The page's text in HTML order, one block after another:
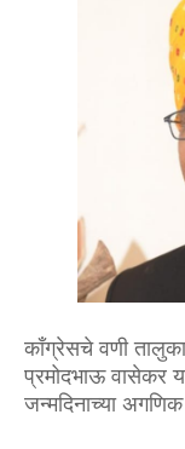
काँग्रेसचे वणी
प्रमोदभाऊ वासेकर
जन्मदिनाच्या